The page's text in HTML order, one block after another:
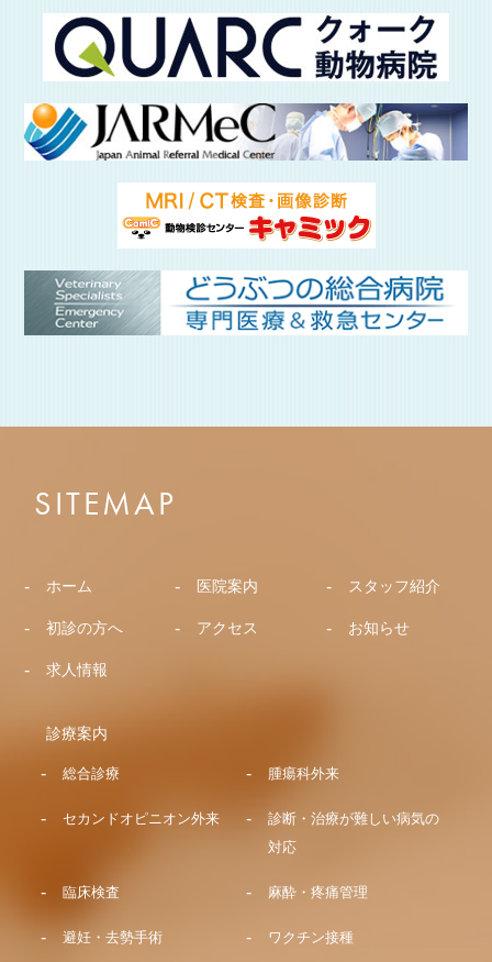
SITEMAP
ホーム 医院案内 スタッフ紹介
初診の方へ アクセス お知らせ
求人情報
診療案内
総合診療 腫瘍科外来
セカンドオピニオン外来
診断・治療が難しい病気の
対応
臨床検査 麻酔・疼痛管理
避妊・去勢手術 ワクチン接種